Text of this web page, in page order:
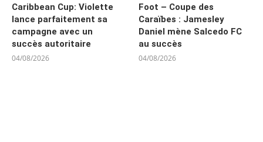
Caribbean Cup: Violette
lance parfaitement sa
campagne avec un
succès autoritaire
04/08/2026
Foot – Coupe des
Caraïbes : Jamesley
Daniel mène Salcedo FC
au succès
04/08/2026